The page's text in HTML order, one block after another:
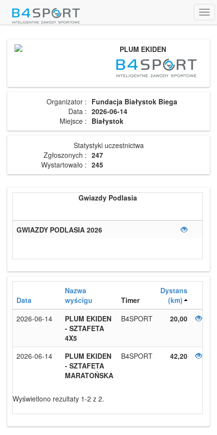
PLUM EKIDEN
Organizator : Fundacja Białystok Biega
Data : 2026-06-14
Miejsce : Białystok
Statystyki uczestnictwa
Zgłoszonych : 247
Wystartowało : 245
Gwiazdy Podlasia
GWIAZDY PODLASIA 2026
Data
Nazwa
wyścigu
Timer
Dystans
(km)
2026-06-14
PLUM EKIDEN
- SZTAFETA
4X5
B4SPORT 20,00
2026-06-14
PLUM EKIDEN
- SZTAFETA
MARATOŃSKA
B4SPORT 42,20
Wyświetlono rezultaty 1-2 z 2.